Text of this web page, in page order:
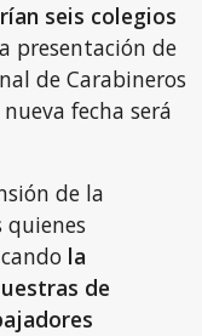
seis colegios
presentación de
de Carabineros
fecha será
de la
la
de